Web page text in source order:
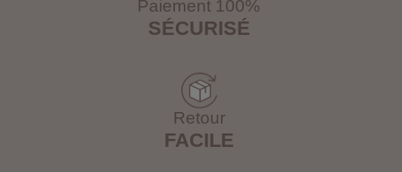
Paiement 100%
SÉCURISÉ
Retour
FACILE